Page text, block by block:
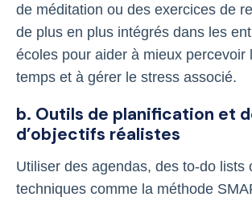
de méditation ou des exercices de
de plus en plus intégrés dans les
écoles pour aider à mieux percevoir
temps et à gérer le stress associé.
b. Outils de planification et
d’objectifs réalistes
Utiliser des agendas, des to-do lists
techniques comme la méthode